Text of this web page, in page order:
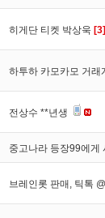
히게단 티켓 박상욱 [3]
하투하 카모카모 거래
전상수 **년생
중고나라 등장99에게
브레인롯 판매, 틱톡